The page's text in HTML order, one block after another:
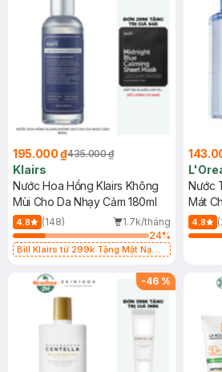
195.000 ₫435.000 ₫
Klairs
Nước Hoa Hồng Klairs Không
Mùi Cho Da Nhạy Cảm 180ml
4.8 (148)
1.7k/tháng
24%
Bill Klairs từ 299k Tặng Mặt Nạ
25ml (SL Có Hạn)
Nước
Mát
400ml
4.8
-46 %